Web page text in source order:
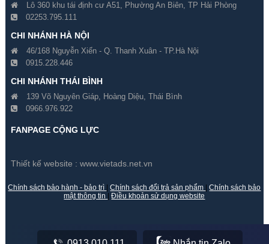
Đổi 5 Camera Hikvision 2
Gía hãng : 7,600,000₫
7,500,000₫
Lô 360 khu tái định cư A51, Phường An Biên, TP Hải Phòng
02253.795.111
CHI NHÁNH HÀ NỘI
46/168 Nguyễn Xiển - Q. Thanh Xuân - TP.Hà Nội
0915.228.446
CHI NHÁNH THÁI BÌNH
139 Võ Nguyên Giáp, Hoàng Diệu, Thái Bình
0966.976.922
FANPAGE CỘNG LỰC
Thiết kế website : www.vietads.net.vn
Chính sách bảo hành - bảo trì Chính sách đổi trả sản phẩm
Chính sách bảo
mật thông tin
Điều khoản sử dụng website